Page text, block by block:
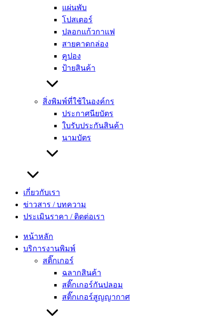
แผ่นพับ
โปสเตอร์
ปลอกแก้วกาแฟ
สายคาดกล่อง
คูปอง
ป้ายสินค้า
สิ่งพิมพ์ที่ใช้ในองค์กร
ประกาศนียบัตร
ใบรับประกันสินค้า
นามบัตร
เกี่ยวกับเรา
ข่าวสาร / บทความ
ประเมินราคา / ติดต่อเรา
หน้าหลัก
บริการงานพิมพ์
สติ๊กเกอร์
ฉลากสินค้า
สติ๊กเกอร์กันปลอม
สติ๊กเกอร์สูญญากาศ
Shelf talker หรือเรียกอีกอย่างว่า ป้ายติดชั้นวางสินค้า คือ ป้าย
โฆษณาสินค้าที่เป็นป้ายขนาดพอดีกับชั้นวางสินค้า ส่วนใหญ่จะ
ติดไว้แถบด้านล่างของชั้นวาง เพื่อบอกราคาสินค้าบนชั้นนั้น ๆ
โดยจุดประสงค์หลักในการติดป้ายโฆษณาสินค้า คือ การ
โปรโมทสินค้า รวมถึงบอกโปรโมชั่นพิเศษต่าง ๆ ซึ่ง ป้ายติดชั้น
วางสินค้า ออกแบบมาเพื่อดึงดูดความสนใจของลูกค้าไปยัง
สินค้าตัวต่าง ๆ หรือตัวใดตัวหนึ่ง อีกทั้งยังเปรียบเสมือนเป็นการ
แนะนำสินค้าหรือผลิตภัณฑ์นั้น ๆ ผ่านชั้นวางไปในตัว รวมไปถึง
หากต้องการจะเพิ่มยอดขาย หรือต้องการให้สินค้าเป็นที่รู้จัก
การเลือกใช้ป้ายติดบนชั้นวางสินค้า เรียกได้ว่าตอบโจทย์เป็น
โดยทั่วไป ป้ายติดชั้นวางสินค้า จะมีสีสันใสสดเป็นสีที่โดดเด่น
ชักชวน ดึงดูด และกระตุ้นความอยากซื้อให้กับลูกค้า ซึ่งป้ายติด
ชั้นวางสินค้าคือสิ่งสำคัญที่ผู้ประกอบการธุรกิจประเภท ซูเปอร์
มาร์เก็ต ร้านสะดวกซื้อ ร้านเบเกอร์รี่ หรือร้านขายของฝาก นิยม
ใช้และเป็นสิ่งที่เรียกได้ว่า ขาดไม่ได้ เนื่องจากหากขาด ป้ายติด
ทำไมถึงต้องติด
สินค้า?
อย่างที่ทราบแล้วว่า ป้ายติดชั้นวางสินค้า มีหน้าที่หลักในการ